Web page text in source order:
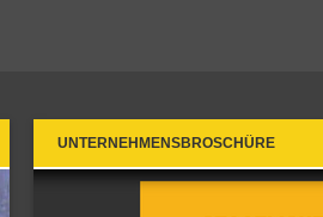
UNTERNEHMENSBROSCHÜRE